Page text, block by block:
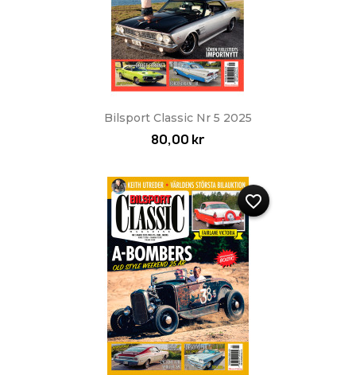
Bilsport Classic Nr 5 2025
80,00 kr
favorite_border